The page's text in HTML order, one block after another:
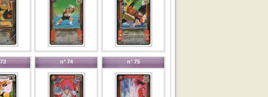
n° 74 n° 75